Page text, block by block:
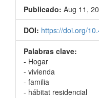
Publicado: Aug 11,
DOI: https://doi.org/
Palabras clave:
- Hogar
- vivienda
- familia
- hábitat residencial